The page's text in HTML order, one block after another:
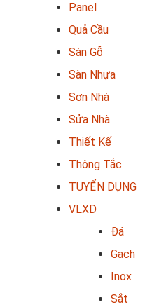
Panel
Quả Cầu
Sàn Gỗ
Sàn Nhựa
Sơn Nhà
Sửa Nhà
Thiết Kế
Thông Tắc
TUYỂN DỤNG
VLXD
Đá
Gạch
Inox
Sắt